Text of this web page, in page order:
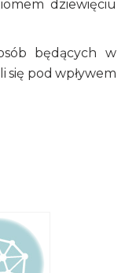
dziewięciu
będących w
się pod wpływem